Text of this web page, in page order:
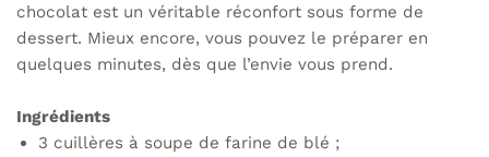
chocolat est un véritable réconfort sous forme de
dessert. Mieux encore, vous pouvez le préparer en
quelques minutes, dès que l’envie vous prend.
Ingrédients
3 cuillères à soupe de farine de blé ;